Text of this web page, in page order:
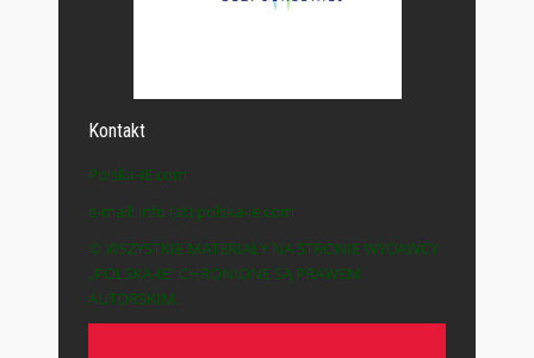
Kontakt
Polska-IE.com
e-mail: info (at) polska-ie.com
© WSZYSTKIE MATERIAŁY NA STRONIE WYDAWCY
„POLSKA-IE” CHRONIONE SĄ PRAWEM
AUTORSKIM.